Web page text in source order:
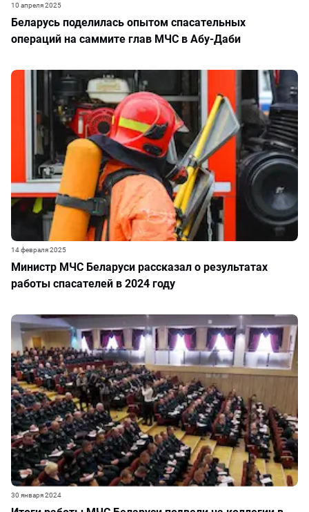
Беларусь поделилась опытом спасательных
операций на саммите глав МЧС в Абу-Даби
10 апреля 2025
Министр МЧС Беларуси рассказал о результатах
работы спасателей в 2024 году
14 февраля 2025
30 января 2024